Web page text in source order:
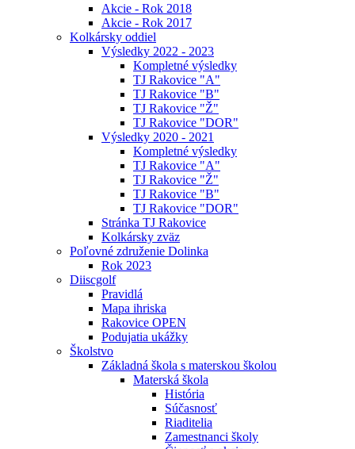
Akcie - Rok 2018
Akcie - Rok 2017
Kolkársky oddiel
Výsledky 2022 - 2023
Kompletné výsledky
TJ Rakovice "A"
TJ Rakovice "B"
TJ Rakovice "Ž"
TJ Rakovice "DOR"
Výsledky 2020 - 2021
Kompletné výsledky
TJ Rakovice "A"
TJ Rakovice "Ž"
TJ Rakovice "B"
TJ Rakovice "DOR"
Stránka TJ Rakovice
Kolkársky zväz
Poľovné združenie Dolinka
Rok 2023
Diiscgolf
Pravidlá
Mapa ihriska
Rakovice OPEN
Podujatia ukážky
Školstvo
Základná škola s materskou školou
Materská škola
História
Súčasnosť
Riaditelia
Zamestnanci školy